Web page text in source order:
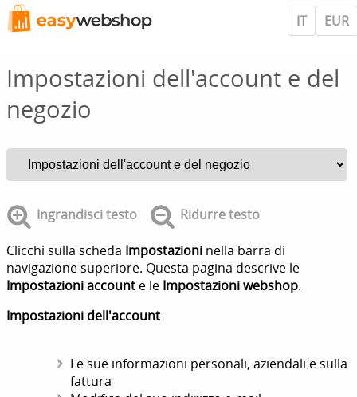
IT EUR
Impostazioni dell'account e del
negozio
Ingrandisci testo Ridurre testo
Clicchi sulla scheda Impostazioni nella barra di
navigazione superiore. Questa pagina descrive le
Impostazioni account e le Impostazioni webshop.
Impostazioni dell'account
Le sue informazioni personali, aziendali e sulla
fattura